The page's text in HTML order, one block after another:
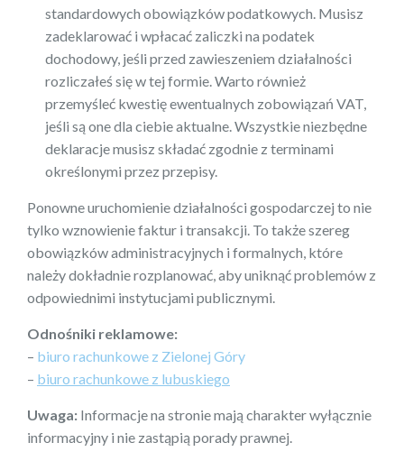
standardowych obowiązków podatkowych. Musisz
zadeklarować i wpłacać zaliczki na podatek
dochodowy, jeśli przed zawieszeniem działalności
rozliczałeś się w tej formie. Warto również
przemyśleć kwestię ewentualnych zobowiązań VAT,
jeśli są one dla ciebie aktualne. Wszystkie niezbędne
deklaracje musisz składać zgodnie z terminami
określonymi przez przepisy.
Ponowne uruchomienie działalności gospodarczej to nie
tylko wznowienie faktur i transakcji. To także szereg
obowiązków administracyjnych i formalnych, które
należy dokładnie rozplanować, aby uniknąć problemów z
odpowiednimi instytucjami publicznymi.
Odnośniki reklamowe:
– biuro rachunkowe z Zielonej Góry
– biuro rachunkowe z lubuskiego
Uwaga: Informacje na stronie mają charakter wyłącznie
informacyjny i nie zastąpią porady prawnej.